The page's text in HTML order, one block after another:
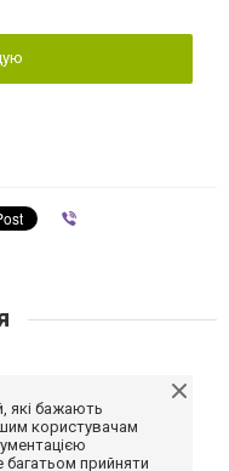
які бажають
користувачам
прийняти